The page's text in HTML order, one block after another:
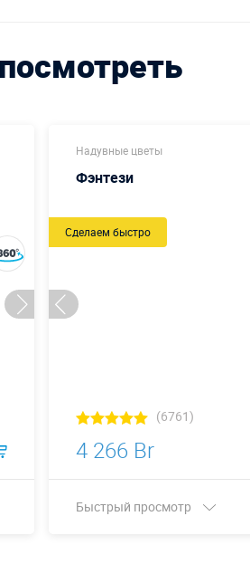
Надувные цветы
Фэнтези
Сделаем быстро
(6761)
4 266 Br
Быстрый просмотр